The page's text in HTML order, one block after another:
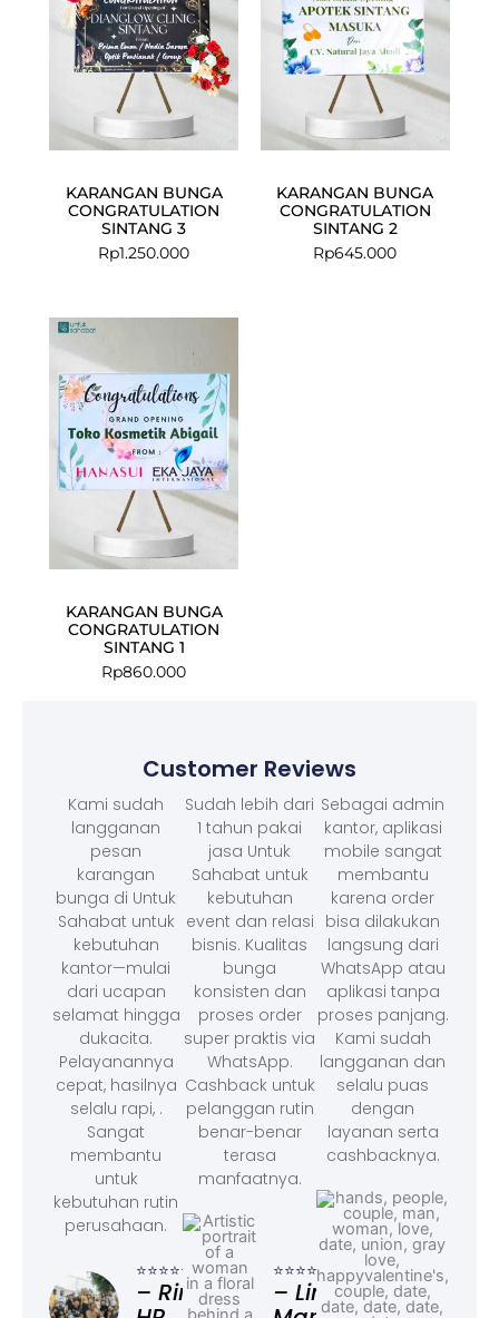
KARANGAN BUNGA
CONGRATULATION
SINTANG 3
Rp1.250.000
KARANGAN BUNGA
CONGRATULATION
SINTANG 2
Rp645.000
KARANGAN BUNGA
CONGRATULATION
SINTANG 1
Rp860.000
Customer Reviews
Kami sudah
langganan
pesan
karangan
bunga di Untuk
Sahabat untuk
kebutuhan
kantor—mulai
dari ucapan
selamat hingga
dukacita.
Pelayanannya
cepat, hasilnya
selalu rapi, .
Sangat
membantu
untuk
kebutuhan rutin
perusahaan.
⭐⭐⭐⭐⭐
– Rina,
Sudah lebih dari
1 tahun pakai
jasa Untuk
Sahabat untuk
kebutuhan
event dan relasi
bisnis. Kualitas
bunga
konsisten dan
proses order
super praktis via
WhatsApp.
Cashback untuk
pelanggan rutin
benar-benar
terasa
manfaatnya.
⭐⭐⭐⭐⭐
– Linda,
Sebagai admin
kantor, aplikasi
mobile sangat
membantu
karena order
bisa dilakukan
langsung dari
WhatsApp atau
aplikasi tanpa
proses panjang.
Kami sudah
langganan dan
selalu puas
dengan
layanan serta
cashbacknya.